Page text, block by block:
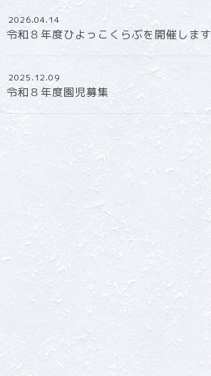
2026.04.14
令和８年度ひよっこくらぶを開催します
2025.12.09
令和８年度園児募集